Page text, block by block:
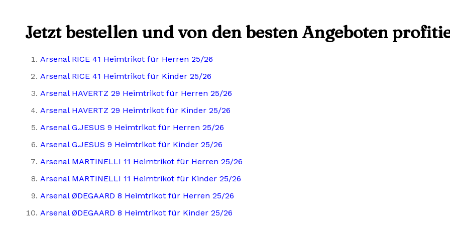
Jetzt bestellen und von den besten Angeboten
Arsenal RICE 41 Heimtrikot für Herren 25/26
Arsenal RICE 41 Heimtrikot für Kinder 25/26
Arsenal HAVERTZ 29 Heimtrikot für Herren 25/26
Arsenal HAVERTZ 29 Heimtrikot für Kinder 25/26
Arsenal G.JESUS 9 Heimtrikot für Herren 25/26
Arsenal G.JESUS 9 Heimtrikot für Kinder 25/26
Arsenal MARTINELLI 11 Heimtrikot für Herren 25/26
Arsenal MARTINELLI 11 Heimtrikot für Kinder 25/26
Arsenal ØDEGAARD 8 Heimtrikot für Herren 25/26
Arsenal ØDEGAARD 8 Heimtrikot für Kinder 25/26